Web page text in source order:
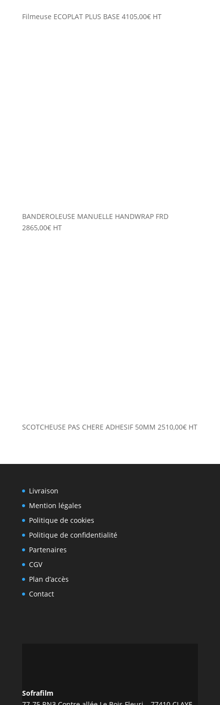
Filmeuse ECOPLAT PLUS BASE 4105,00€ HT
BANDEROLEUSE MANUELLE HANDWRAP FRD
2865,00€ HT
SCOTCHEUSE PAS CHERE ADHESIF 50MM 2510,00€ HT
Livraison
Mention légales
Politique de cookies
Politique de confidentialité
Partenaires
CGV
Plan d’accès
Contact
Sofrafilm